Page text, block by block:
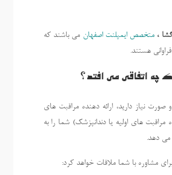
، متخصص ایمپلنت اصفهان می باشند که
هستند.
چه اتفاقی می افتد؟
نیاز دارید، ارائه دهنده مراقبت های
مراقبت های اولیه یا دندانپزشک) شما را به
دهد.
مشاوره با شما ملاقات خواهد کرد: